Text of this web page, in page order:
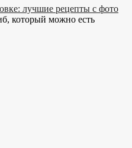
лучшие рецепты с фото
который можно есть